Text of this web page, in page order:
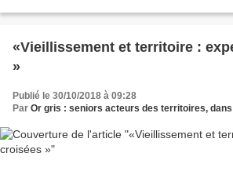
«Vieillissement et territoire :
»
Publié le 30/10/2018 à 09:28
Par Or gris : seniors acteurs des territoires, dans une